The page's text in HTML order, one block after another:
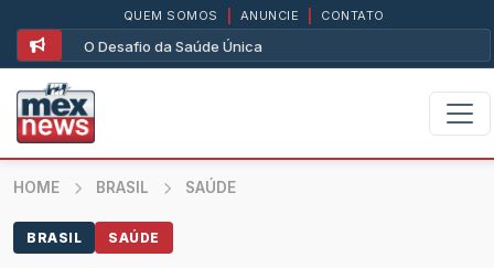
O Desafio da Saúde Única
QUEM SOMOS ANUNCIE CONTATO
HOME BRASIL SAÚDE
BRASIL SAÚDE